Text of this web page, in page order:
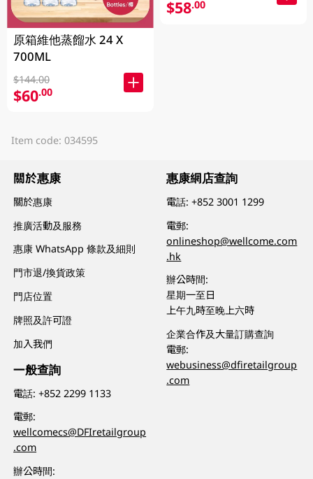
原箱維他蒸餾水 24 X
700ML
$144.00
$60.00
$58.00
Item code: 034595
關於惠康
關於惠康
推廣活動及服務
惠康 WhatsApp 條款及細則
門市退/換貨政策
門店位置
牌照及許可證
加入我們
一般查詢
電話:+852 2299 1133
電郵:
wellcomecs@DFIretailgroup
.com
辦公時間:
惠康網店查詢
電話:+852 3001 1299
電郵:
onlineshop@wellcome.com
.hk
辦公時間:
星期一至日
上午九時至晚上六時
企業合作及大量訂購查詢
電郵:
webusiness@dfiretailgroup
.com